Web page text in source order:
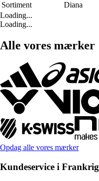
Sortiment
Diana
Loading...
Loading...
Alle vores mærker
Opdag alle vores mærker
Kundeservice i Frankrig